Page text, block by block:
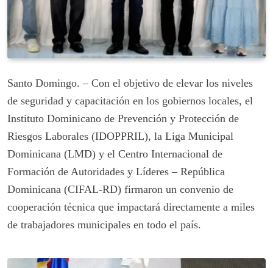
Santo Domingo. – Con el objetivo de elevar los niveles
de seguridad y capacitación en los gobiernos locales, el
Instituto Dominicano de Prevención y Protección de
Riesgos Laborales (IDOPPRIL), la Liga Municipal
Dominicana (LMD) y el Centro Internacional de
Formación de Autoridades y Líderes – República
Dominicana (CIFAL-RD) firmaron un convenio de
cooperación técnica que impactará directamente a miles
de trabajadores municipales en todo el país.